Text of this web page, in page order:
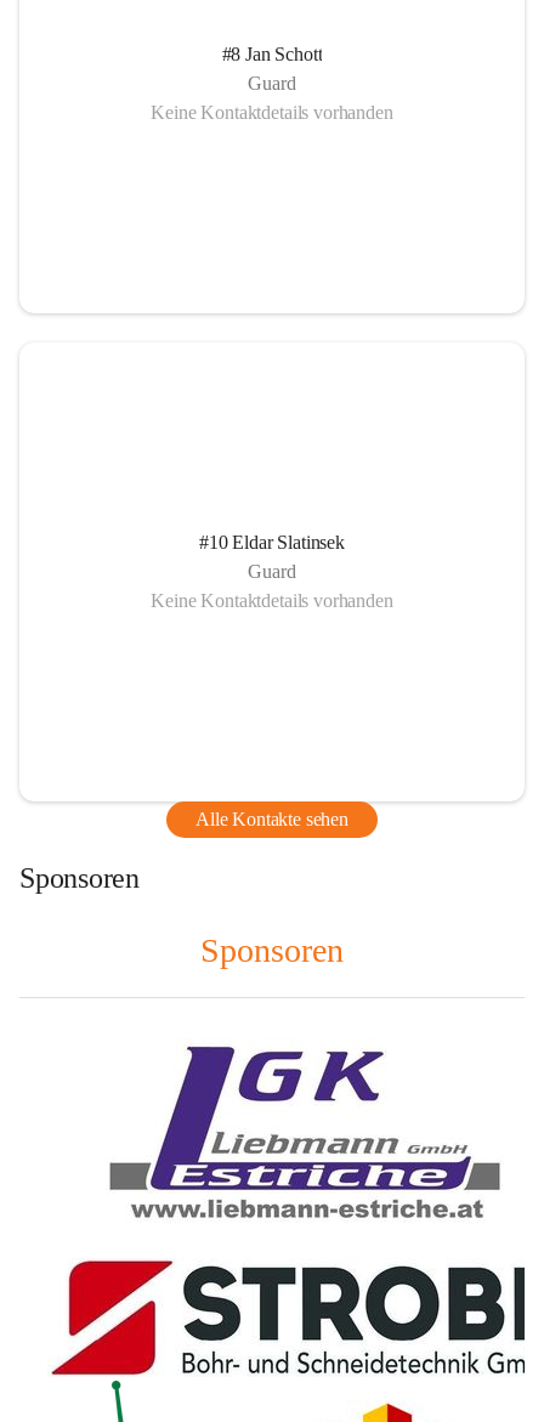
#8 Jan Schott
Guard
Keine Kontaktdetails vorhanden
#10 Eldar Slatinsek
Guard
Keine Kontaktdetails vorhanden
Alle Kontakte sehen
Sponsoren
Sponsoren